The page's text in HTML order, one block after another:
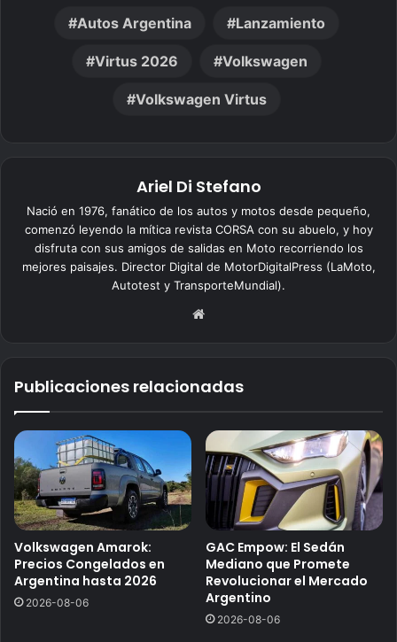
Autos Argentina Lanzamiento
Virtus 2026 Volkswagen
Volkswagen Virtus
Ariel Di Stefano
Nació en 1976, fanático de los autos y motos desde pequeño,
comenzó leyendo la mítica revista CORSA con su abuelo, y hoy
disfruta con sus amigos de salidas en Moto recorriendo los
mejores paisajes. Director Digital de MotorDigitalPress (LaMoto,
Autotest y TransporteMundial).
Publicaciones relacionadas
Volkswagen Amarok:
Precios Congelados en
Argentina hasta 2026
2026-08-06
GAC Empow: El Sedán
Mediano que Promete
Revolucionar el Mercado
Argentino
2026-08-06